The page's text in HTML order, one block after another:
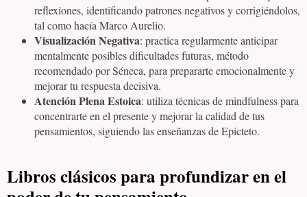
reflexiones, identificando patrones negativos y corrigiéndolos,
tal como hacía Marco Aurelio.
Visualización Negativa: practica regularmente anticipar
mentalmente posibles dificultades futuras, método
recomendado por Séneca, para prepararte emocionalmente y
mejorar tu respuesta decisiva.
Atención Plena Estoica: utiliza técnicas de mindfulness para
concentrarte en el presente y mejorar la calidad de tus
pensamientos, siguiendo las enseñanzas de Epicteto.
Libros clásicos para profundizar en el